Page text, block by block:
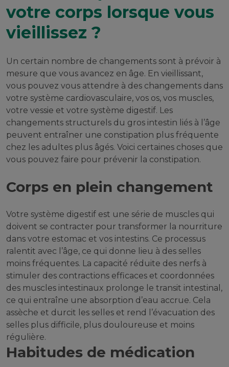
votre corps lorsque vous
vieillissez ?
Un certain nombre de changements sont à prévoir à
mesure que vous avancez en âge. En vieillissant,
vous pouvez vous attendre à des changements dans
votre système cardiovasculaire, vos os, vos muscles,
votre vessie et votre système digestif. Les
changements structurels du gros intestin liés à l’âge
peuvent entraîner une constipation plus fréquente
chez les adultes plus âgés. Voici certaines choses que
vous pouvez faire pour prévenir la constipation.
Corps en plein changement
Votre système digestif est une série de muscles qui
doivent se contracter pour transformer la nourriture
dans votre estomac et vos intestins. Ce processus
ralentit avec l’âge, ce qui donne lieu à des selles
moins fréquentes. La capacité réduite des nerfs à
stimuler des contractions efficaces et coordonnées
des muscles intestinaux prolonge le transit intestinal,
ce qui entraîne une absorption d’eau accrue. Cela
assèche et durcit les selles et rend l’évacuation des
selles plus difficile, plus douloureuse et moins
régulière.
Habitudes de médication